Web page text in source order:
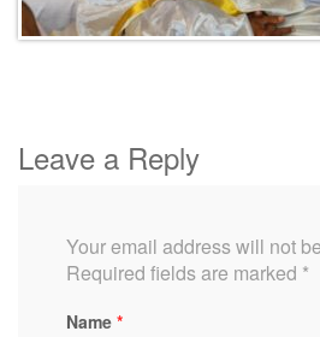
Leave a Reply
Your email address will not
Required fields are marked *
Name *